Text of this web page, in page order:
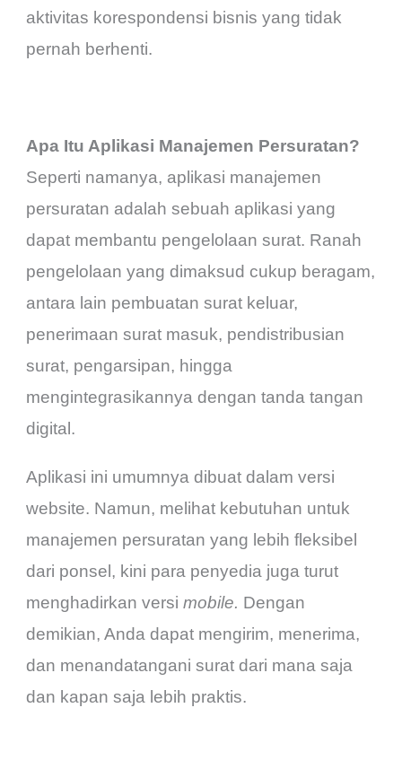
aktivitas korespondensi bisnis yang tidak
pernah berhenti.
Apa Itu Aplikasi Manajemen Persuratan?
Seperti namanya, aplikasi manajemen
persuratan adalah sebuah aplikasi yang
dapat membantu pengelolaan surat. Ranah
pengelolaan yang dimaksud cukup beragam,
antara lain pembuatan surat keluar,
penerimaan surat masuk, pendistribusian
surat, pengarsipan, hingga
mengintegrasikannya dengan tanda tangan
digital.
Aplikasi ini umumnya dibuat dalam versi
website. Namun, melihat kebutuhan untuk
manajemen persuratan yang lebih fleksibel
dari ponsel, kini para penyedia juga turut
menghadirkan versimobile. Dengan
demikian, Anda dapat mengirim, menerima,
dan menandatangani surat dari mana saja
dan kapan saja lebih praktis.